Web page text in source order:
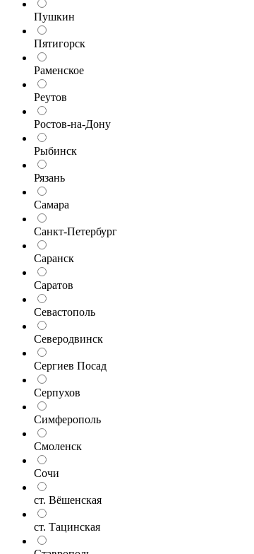
Пушкин
Пятигорск
Раменское
Реутов
Ростов-на-Дону
Рыбинск
Рязань
Самара
Санкт-Петербург
Саранск
Саратов
Севастополь
Северодвинск
Сергиев Посад
Серпухов
Симферополь
Смоленск
Сочи
ст. Вёшенская
ст. Тацинская